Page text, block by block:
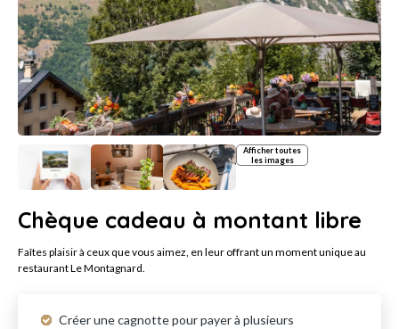
Afficher toutes
les images
Chèque cadeau à montant libre
Faîtes plaisir à ceux que vous aimez, en leur offrant un moment unique au
restaurant Le Montagnard.
Créer une cagnotte pour payer à plusieurs